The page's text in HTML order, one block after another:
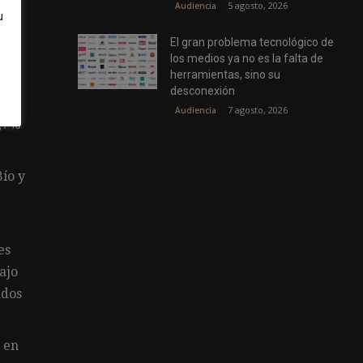
y
en
Audiencia 5 agosto, 2026
El gran problema tecnológico de
los medios ya no es la falta de
herramientas, sino su
desconexión
Audiencia 7 agosto, 2026